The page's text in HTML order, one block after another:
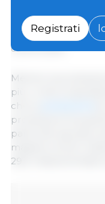
dei suinetti per
manterrà la
carne suina.
Mentre la
più o meno
che la
produzione di
parte del periodo di
massimo di 32,1
29,5 miliardi di
Registrati